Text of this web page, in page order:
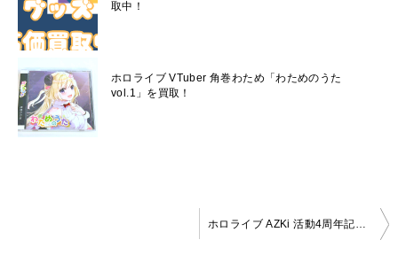
取中！
ホロライブ VTuber 角巻わため「わためのうた
vol.1」を買取！